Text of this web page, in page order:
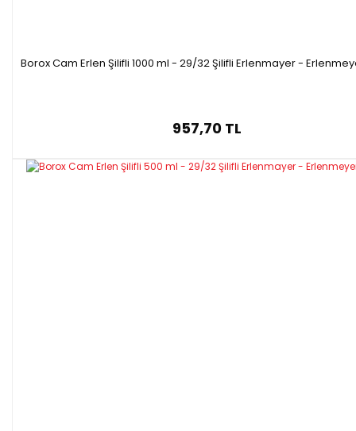
Borox Cam Erlen Şilifli 1000 ml - 29/32 Şilifli Erlenmayer -
957,70 TL